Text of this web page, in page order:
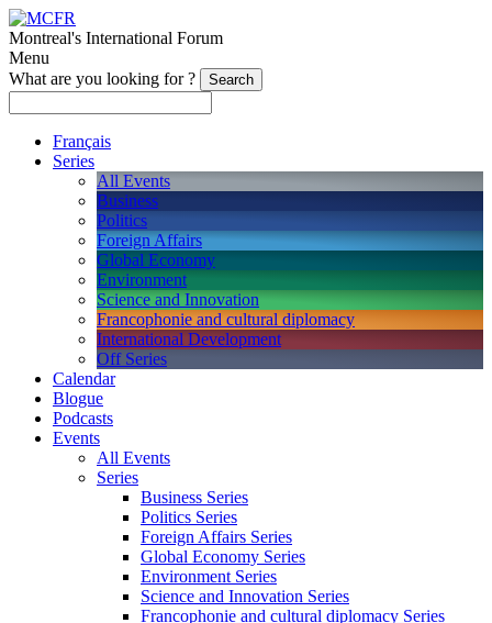
Montreal's International Forum
Menu
What are you looking for ?
Français
Series
All Events
Business
Politics
Foreign Affairs
Global Economy
Environment
Science and Innovation
Francophonie and cultural diplomacy
International Development
Off Series
Calendar
Blogue
Podcasts
Events
All Events
Series
Business Series
Politics Series
Foreign Affairs Series
Global Economy Series
Environment Series
Science and Innovation Series
Francophonie and cultural diplomacy Series